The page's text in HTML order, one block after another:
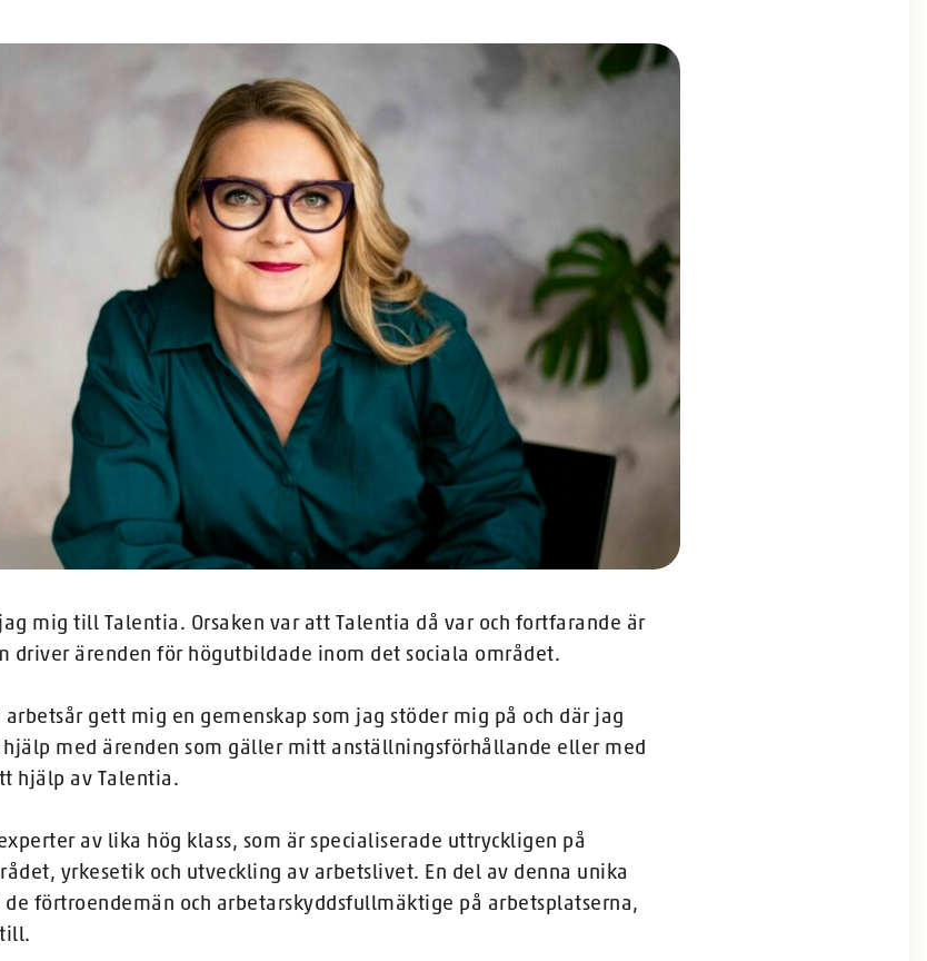
mig till Talentia. Orsaken var att Talentia då var och fortfarande är
driver ärenden för högutbildade inom det sociala området.
gett mig en gemenskap som jag stöder mig på och där jag
med ärenden som gäller mitt anställningsförhållande eller med
hjälp av Talentia.
av lika hög klass, som är specialiserade uttryckligen på
yrkesetik och utveckling av arbetslivet. En del av denna unika
förtroendemän och arbetarskydds­fullmäktige på arbetsplatserna,